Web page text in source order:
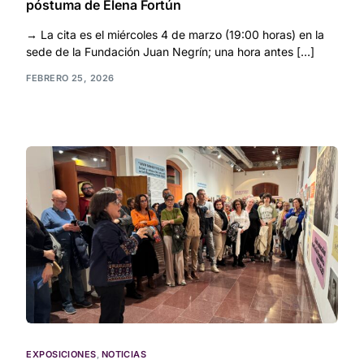
póstuma de Elena Fortún
→ La cita es el miércoles 4 de marzo (19:00 horas) en la
sede de la Fundación Juan Negrín; una hora antes […]
FEBRERO 25, 2026
EXPOSICIONES, NOTICIAS